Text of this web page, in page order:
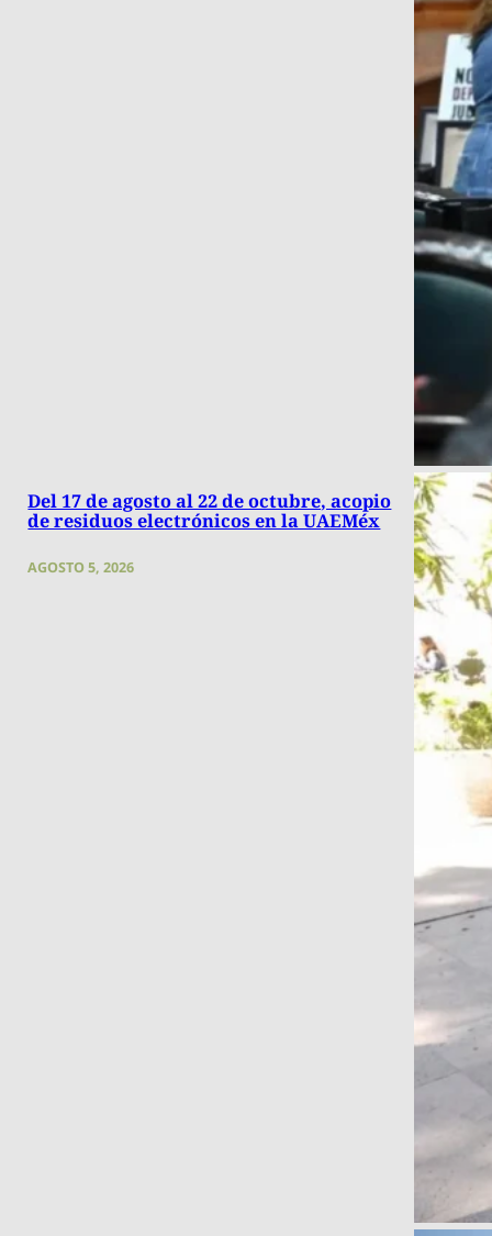
Del 17 de agosto al 22 de octubre, acopio
de residuos electrónicos en la UAEMéx
AGOSTO 5, 2026